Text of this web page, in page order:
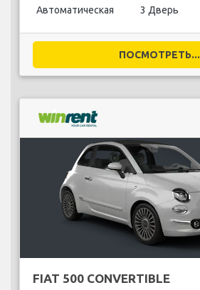
Автоматическая 3 Дверь
ПОСМОТРЕТЬ...
FIAT 500 CONVERTIBLE